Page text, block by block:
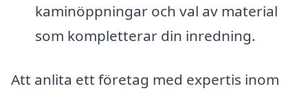
kaminöppningar och val av material
som kompletterar din inredning.
Att anlita ett företag med expertis inom